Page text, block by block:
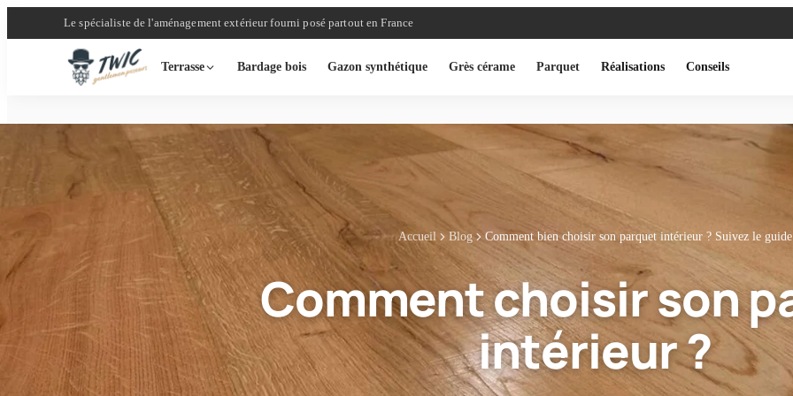
Le spécialiste de l'aménagement extérieur fourni posé partout en France
Terrasse Bardage bois Gazon synthétique Grès cérame Parquet Réalisations Conseils
Accueil Blog Comment bien choisir son parquet intérieur ? Suivez le guide
Comment choisir son
intérieur ?